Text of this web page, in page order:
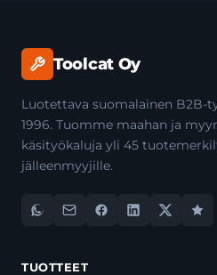
Toolcat Oy
Luotettava suomalainen B2B-
1996. Tuomme maahan ja
käsityökaluja yli 45
jälleenmyyjille.
TUOTTEET